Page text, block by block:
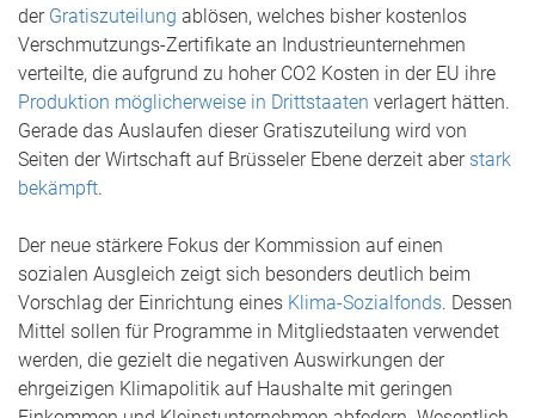
der Gratiszuteilung ablösen, welches bisher kostenlos
Verschmutzungs-Zertifikate an Industrieunternehmen
verteilte, die aufgrund zu hoher CO2 Kosten in der EU ihre
Produktion möglicherweise in Drittstaaten verlagert hätten.
Gerade das Auslaufen dieser Gratiszuteilung wird von
Seiten der Wirtschaft auf Brüsseler Ebene derzeit aber stark
bekämpft.
Der neue stärkere Fokus der Kommission auf einen
sozialen Ausgleich zeigt sich besonders deutlich beim
Vorschlag der Einrichtung eines Klima-Sozialfonds. Dessen
Mittel sollen für Programme in Mitgliedstaaten verwendet
werden, die gezielt die negativen Auswirkungen der
ehrgeizigen Klimapolitik auf Haushalte mit geringen